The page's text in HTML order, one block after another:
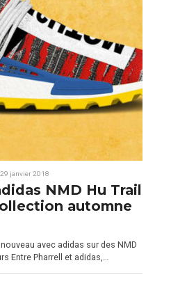
29 janvier 2018
NMD Hu Trail
automne
avec adidas sur des NMD
Entre Pharrell et adidas,…